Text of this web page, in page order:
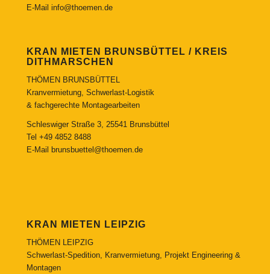
E-Mail info@thoemen.de
KRAN MIETEN BRUNSBÜTTEL / KREIS
DITHMARSCHEN
THÖMEN BRUNSBÜTTEL
Kranvermietung, Schwerlast-Logistik
& fachgerechte Montagearbeiten
Schleswiger Straße 3, 25541 Brunsbüttel
Tel +49 4852 8488
E-Mail
brunsbuettel@thoemen.de
KRAN MIETEN LEIPZIG
THÖMEN LEIPZIG
Schwerlast-Spedition, Kranvermietung, Projekt Engineering &
Montagen